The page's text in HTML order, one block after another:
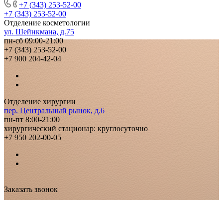
+7 (343) 253-52-00
+7 (343) 253-52-00
Отделение косметологии
ул. Шейнкмана, д.75
пн-сб 09:00-21:00
+7 (343) 253-52-00
+7 900 204-42-04
Отделение хирургии
пер. Центральный рынок, д.6
пн-пт 8:00-21:00
хирургический стационар: круглосуточно
+7 950 202-00-05
Заказать звонок